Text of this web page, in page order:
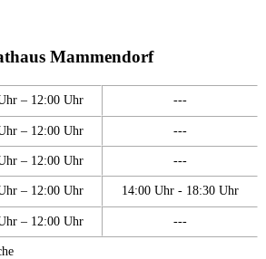
Mammendorf
– 12:00 Uhr ---
– 12:00 Uhr ---
– 12:00 Uhr ---
– 12:00 Uhr 14:00 Uhr - 18:30 Uhr
– 12:00 Uhr ---